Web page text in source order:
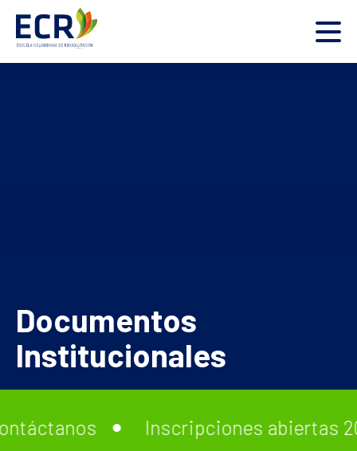
Documentos
Institucionales
Inscripciones abiertas